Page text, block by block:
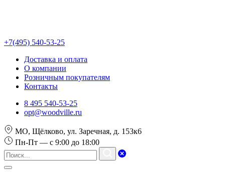
+7(495) 540-53-25
Доставка и оплата
О компании
Розничным покупателям
Контакты
8 495 540-53-25
opt@woodville.ru
МО, Щёлково, ул. Заречная, д. 153к6
Пн-Пт — с 9:00 до 18:00